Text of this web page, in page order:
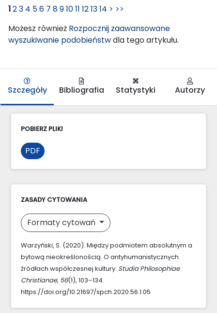
123 4 56 7 891011 121314 > >>
Możesz również Rozpocznij zaawansowane
wyszukiwanie podobieństwdla tego artykułu.
Szczegóły Bibliografia Statystyki Autorzy
POBIERZ PLIKI
PDF
ZASADY CYTOWANIA
Formaty cytowań
Warzyński, S. (2020). Między podmiotem absolutnym a
bytową nieokreślonością. O antyhumanistycznych
źródłach współczesnej kultury. Studia Philosophiae
Christianae, 56(1), 103–134.
https://doi.org/10.21697/spch.2020.56.1.05